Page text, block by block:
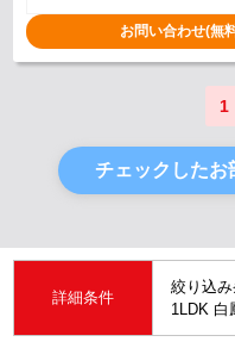
お問い合わせ(無
1
チェックしたお
詳細条件
絞り込
1LDK 白